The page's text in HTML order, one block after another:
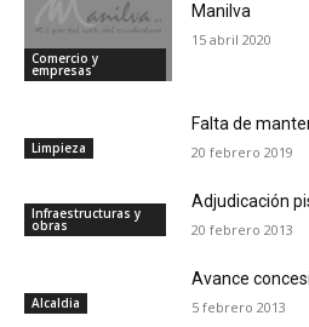
Comercio y
empresas
Manilva
15 abril 2020
Limpieza
Falta de
20 febrero 2019
Infraestructuras y
obras
Adjudicación
20 febrero 2013
Alcaldia
Avance
5 febrero 2013